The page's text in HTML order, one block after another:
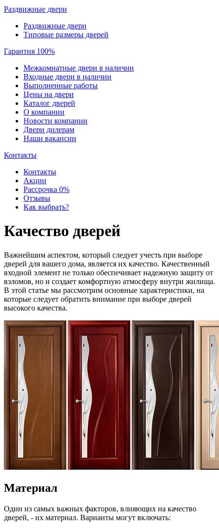
Раздвижные двери
Раздвижные двери
Типовые размеры дверей
Гарантия 100%
Межкомнатные двери в наличии
Входные двери в наличии
Выполненные работы
Цены на двери
Каталог дверей
О компании
Новости компании
Двери дилерам
Наши вакансии
Контакты
Контакты
Акции
Рассрочка 0%
Отзывы
Как выбрать?
Качество дверей
Важнейшим аспектом, который следует учесть при выборе
дверей для вашего дома, является их качество. Качественный
входной элемент не только обеспечивает надежную защиту от
взломов, но и создает комфортную атмосферу внутри жилища.
В этой статье мы рассмотрим основные характеристики, на
которые следует обратить внимание при выборе дверей
высокого качества.
Материал
Один из самых важных факторов, влияющих на качество
дверей, - их материал. Варианты могут включать: